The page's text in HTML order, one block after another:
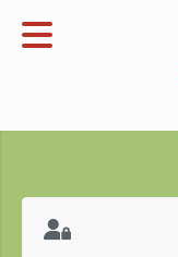
Apotheke